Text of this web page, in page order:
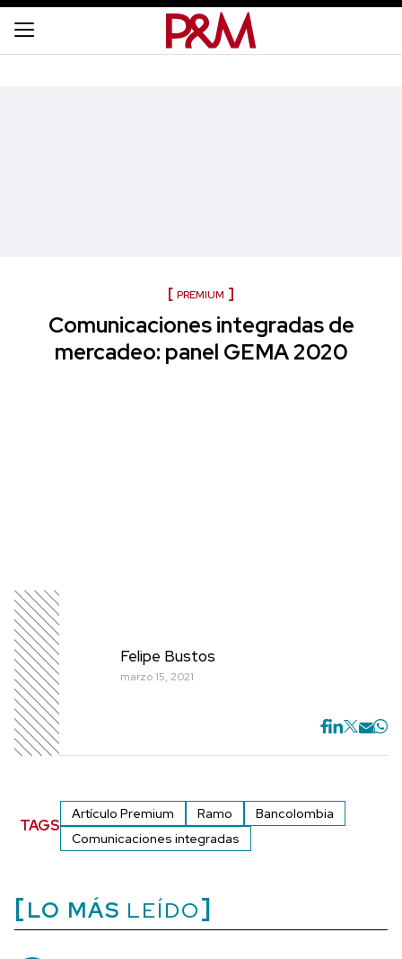
PREMIUM
Comunicaciones integradas de
mercadeo: panel GEMA 2020
Felipe Bustos
marzo 15, 2021
TAGS
Artículo Premium Ramo
Bancolombia
Comunicaciones integradas
LO MÁS LEÍDO